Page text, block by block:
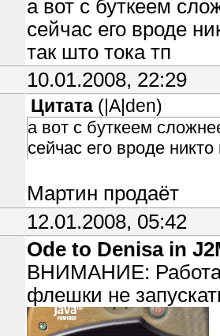
а вот с буткеем
сейчас его вроде
так што тока тп
10.01.2008, 22:29
Цитата ( |A|den)
а вот с буткеем
сейчас его вроде
Мартин продаёт
12.01.2008, 05:42
Ode to Denisa in
ВНИМАНИЕ:
флешки не